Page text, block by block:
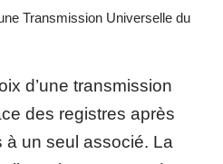
Transmission Universelle du
d’une transmission
des registres après
à un seul associé. La